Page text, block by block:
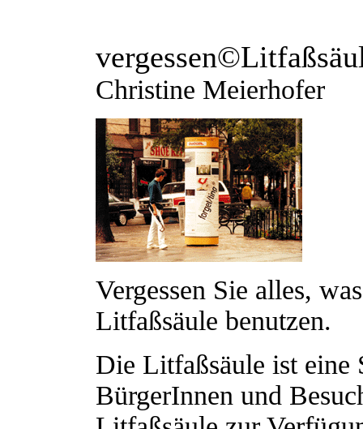
Christine Meierhofer
Vergessen Sie alles,
Litfaßsäule benutzen.
Die Litfaßsäule ist eine
BürgerInnen und